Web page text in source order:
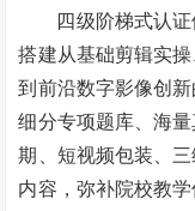
四级阶梯式认
搭建从基础剪辑实
到前沿数字影像创新
细分专项题库、海
期、短视频包装、
内容，弥补院校教